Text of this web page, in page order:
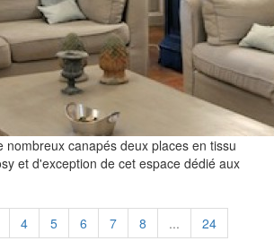
nombreux canapés deux places en tissu
et d'exception de cet espace dédié aux
4 5 6 7 8 ... 24